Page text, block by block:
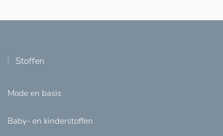
Stoffen
Mode en basis
Baby- en kinderstoffen